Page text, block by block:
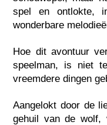
spel en ontlokte,
wonderbare
Hoe dit avontuur
speelman, is niet
vreemdere dingen
Aangelokt door de
gehuil van de wolf,